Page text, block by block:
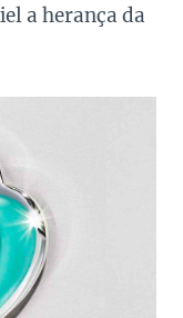
a herança da